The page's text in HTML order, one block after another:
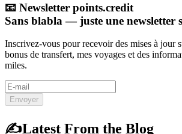
📧 Newsletter points.credit
Sans blabla — juste une newsletter
Inscrivez-vous pour recevoir des mises à jour
bonus de transfert, mes voyages et des
miles.
Envoyer
✍️Latest From the Blog